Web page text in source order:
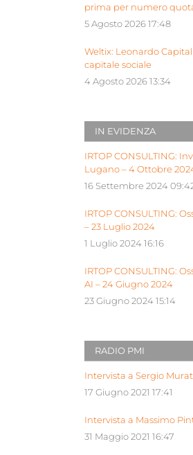
prima per numero
“Milano piattaforma
5 Agosto 2026 17:48
Weltix: Leonardo
capitale sociale
4 Agosto 2026 13:34
IN EVIDENZA
IRTOP CONSULTING:
Lugano – 4 Ottobre
16 Settembre 2024
IRTOP CONSULTING:
– 23 Luglio 2024
1 Luglio 2024 16:16
IRTOP CONSULTING:
AI – 24 Giugno 2024
23 Giugno 2024 15:14
RADIO PMI
Intervista a Sergio
17 Giugno 2021 17:41
Intervista a Massimo
31 Maggio 2021 16:47